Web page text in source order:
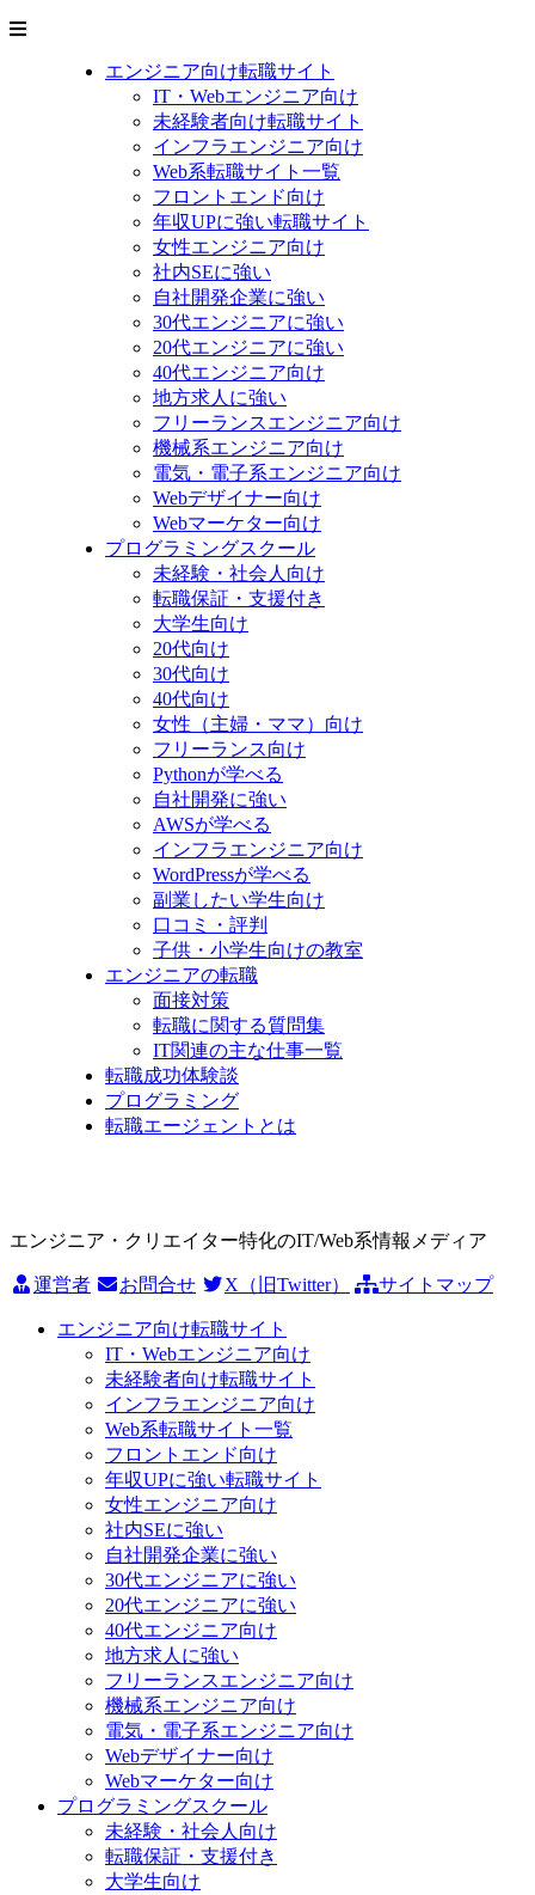
エンジニア向け転職サイト
IT・Webエンジニア向け
未経験者向け転職サイト
インフラエンジニア向け
Web系転職サイト一覧
フロントエンド向け
年収UPに強い転職サイト
女性エンジニア向け
社内SEに強い
自社開発企業に強い
30代エンジニアに強い
20代エンジニアに強い
40代エンジニア向け
地方求人に強い
フリーランスエンジニア向け
機械系エンジニア向け
電気・電子系エンジニア向け
Webデザイナー向け
Webマーケター向け
プログラミングスクール
未経験・社会人向け
転職保証・支援付き
大学生向け
20代向け
30代向け
40代向け
女性（主婦・ママ）向け
フリーランス向け
Pythonが学べる
自社開発に強い
AWSが学べる
インフラエンジニア向け
WordPressが学べる
副業したい学生向け
口コミ・評判
子供・小学生向けの教室
エンジニアの転職
面接対策
転職に関する質問集
IT関連の主な仕事一覧
転職成功体験談
プログラミング
転職エージェントとは
エンジニア・クリエイター特化のIT/Web系情報メディア
運営者 お問合せ X（旧Twitter） サイトマップ
エンジニア向け転職サイト
IT・Webエンジニア向け
未経験者向け転職サイト
インフラエンジニア向け
Web系転職サイト一覧
フロントエンド向け
年収UPに強い転職サイト
女性エンジニア向け
社内SEに強い
自社開発企業に強い
30代エンジニアに強い
20代エンジニアに強い
40代エンジニア向け
地方求人に強い
フリーランスエンジニア向け
機械系エンジニア向け
電気・電子系エンジニア向け
Webデザイナー向け
Webマーケター向け
プログラミングスクール
未経験・社会人向け
転職保証・支援付き
大学生向け